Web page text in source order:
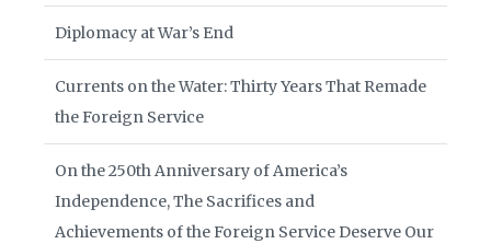
Diplomacy at War’s End
Currents on the Water: Thirty Years That Remade
the Foreign Service
On the 250th Anniversary of America’s
Independence, The Sacrifices and
Achievements of the Foreign Service Deserve Our